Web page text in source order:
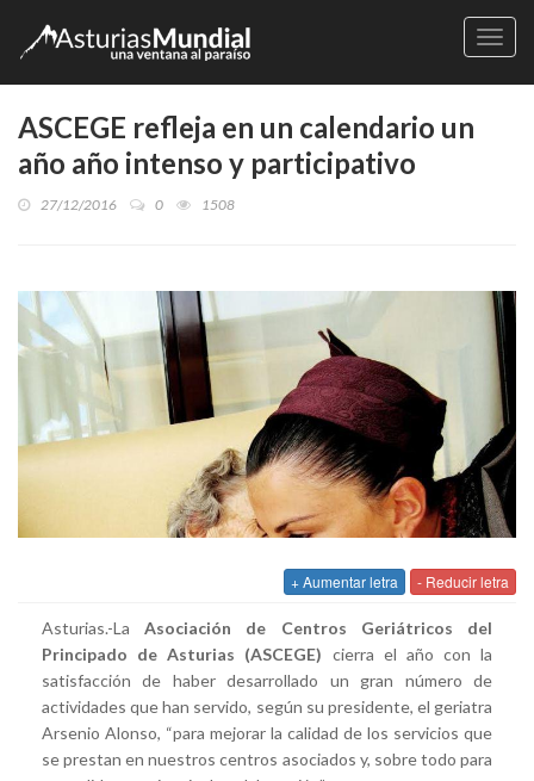
ASCEGE refleja en un calendario un
año año intenso y participativo
27/12/2016 0 1508
+ Aumentar letra - Reducir letra
Asturias.-LaAsociación de Centros Geriátricos del
Principado de Asturias (ASCEGE) cierra el año con la
satisfacción de haber desarrollado un gran número de
actividades que han servido, según su presidente, el geriatra
Arsenio Alonso, “para mejorar la calidad de los servicios que
se prestan en nuestros centros asociados y, sobre todo para